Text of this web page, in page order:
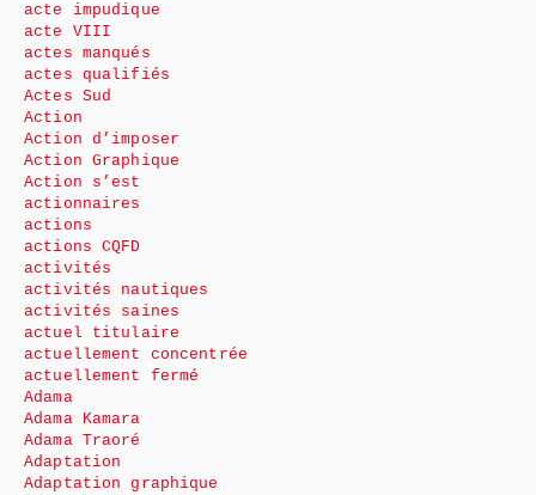
acte impudique
acte VIII
actes manqués
actes qualifiés
Actes Sud
Action
Action d’imposer
Action Graphique
Action s’est
actionnaires
actions
actions CQFD
activités
activités nautiques
activités saines
actuel titulaire
actuellement concentrée
actuellement fermé
Adama
Adama Kamara
Adama Traoré
Adaptation
Adaptation graphique